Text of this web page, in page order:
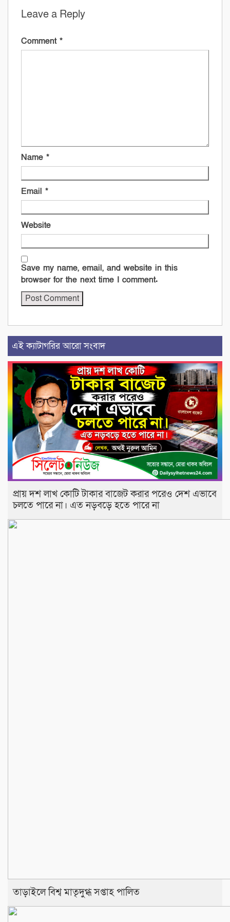
Leave a Reply
Comment *
Name *
Email *
Website
Save my name, email, and website in this
browser for the next time I comment.
এই ক্যাটাগরির আরো সংবাদ
প্রায় দশ লাখ কোটি টাকার বাজেট করার পরেও দেশ এভাবে
চলতে পারে না। এত নড়বড়ে হতে পারে না
তাড়াইলে বিশ্ব মাতৃদুগ্ধ সপ্তাহ পালিত